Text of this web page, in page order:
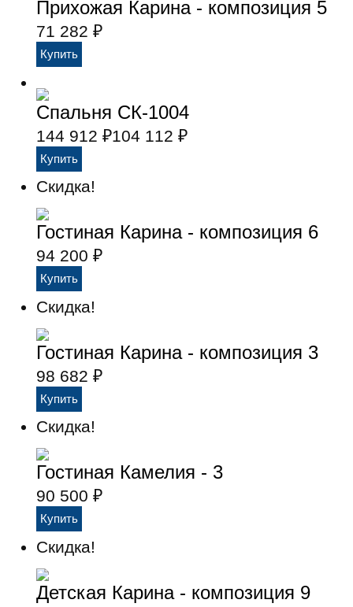
Прихожая Карина - композиция 5
71 282 ₽
Спальня СК-1004
144 912 ₽104 112 ₽
Скидка!
Гостиная Карина - композиция 6
94 200 ₽
Скидка!
Гостиная Карина - композиция 3
98 682 ₽
Скидка!
Гостиная Камелия - 3
90 500 ₽
Скидка!
Детская Карина - композиция 9